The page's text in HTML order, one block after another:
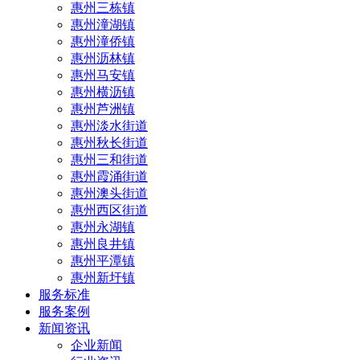
惠州三栋镇
惠州潼湖镇
惠州潼侨镇
惠州沥林镇
惠州马安镇
惠州横沥镇
惠州芦洲镇
惠州淡水街道
惠州秋长街道
惠州三和街道
惠州霞涌街道
惠州澳头街道
惠州西区街道
惠州永湖镇
惠州良井镇
惠州平潭镇
惠州新圩镇
服务标准
服务案例
新闻资讯
企业新闻